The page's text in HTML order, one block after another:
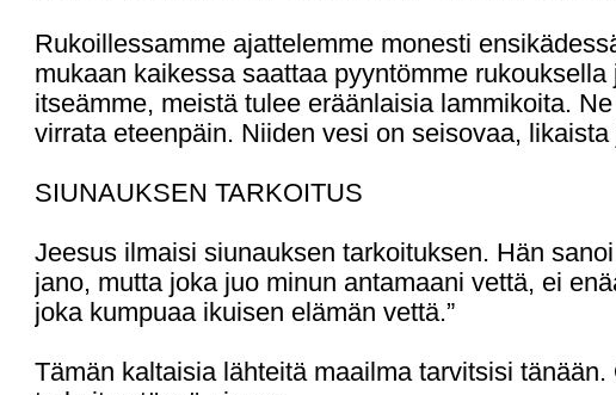
Rukoillessamme ajattelemme monesti
mukaan kaikessa saattaa pyyntömme
itseämme, meistä tulee eräänlaisia lammikoita.
virrata eteenpäin. Niiden vesi on seisovaa,
SIUNAUKSEN TARKOITUS
Jeesus ilmaisi siunauksen tarkoituksen. Hän
jano, mutta joka juo minun antamaani vettä, ei
joka kumpuaa ikuisen elämän vettä.”
Tämän kaltaisia lähteitä maailma tarvitsisi